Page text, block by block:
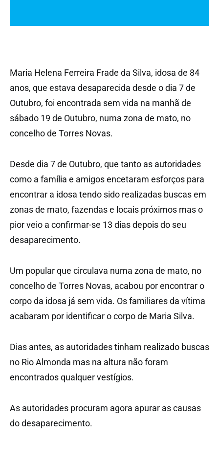
Maria Helena Ferreira Frade da Silva, idosa de 84
anos, que estava desaparecida desde o dia 7 de
Outubro, foi encontrada sem vida na manhã de
sábado 19 de Outubro, numa zona de mato, no
concelho de Torres Novas.
Desde dia 7 de Outubro, que tanto as autoridades
como a família e amigos encetaram esforços para
encontrar a idosa tendo sido realizadas buscas em
zonas de mato, fazendas e locais próximos mas o
pior veio a confirmar-se 13 dias depois do seu
desaparecimento.
Um popular que circulava numa zona de mato, no
concelho de Torres Novas, acabou por encontrar o
corpo da idosa já sem vida. Os familiares da vítima
acabaram por identificar o corpo de Maria Silva.
Dias antes, as autoridades tinham realizado buscas
no Rio Almonda mas na altura não foram
encontrados qualquer vestígios.
As autoridades procuram agora apurar as causas
do desaparecimento.